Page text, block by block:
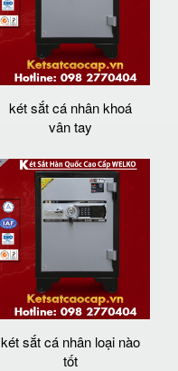
két sắt cá nhân khoá
vân tay
két sắt cá nhân loại nào
tốt